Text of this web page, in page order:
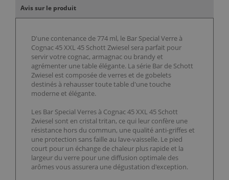
Avis sur le produit
D'une contenance de 774 ml, le Bar Special Verre à
Cognac 45 XXL 45 Schott Zwiesel sera parfait pour
servir votre cognac, armagnac ou brandy et
agrémenter une table élégante. La série Bar de Schott
Zwiesel est composée de verres et de gobelets
destinés à rehausser toute table d'une touche
moderne et élégante.
Les Bar Special Verres à Cognac 45 XXL 45 Schott
Zwiesel sont en cristal tritan, ce qui leur confère une
résistance hors du commun, une qualité anti-griffes et
une protection sans faille au lave-vaisselle. Le pied
court pour un échange de chaleur plus rapide et la
largeur du verre pour une diffusion optimale des
arômes vous assurera une dégustation d'exception.